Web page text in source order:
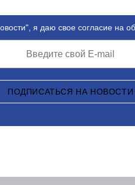
я даю свое согласие на
ПОДПИСАТЬСЯ НА НОВОСТИ